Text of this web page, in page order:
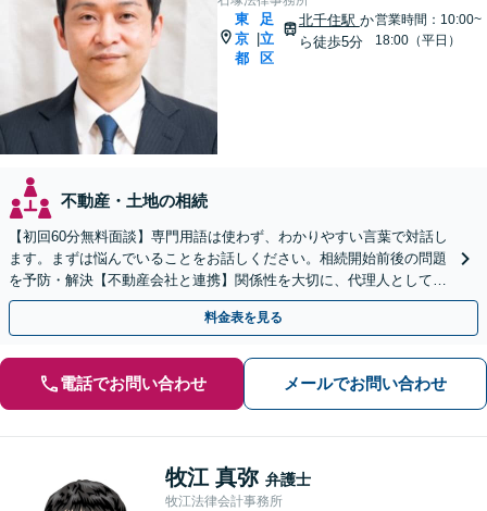
東
京
都
足
立
区
北千住駅 か
ら徒歩5分
営業時間：10:00~
18:00（平日）
不動産・土地の相続
【初回60分無料面談】専門用語は使わず、わかりやすい言葉で対話し
ます。まずは悩んでいることをお話しください。相続開始前後の問題
を予防・解決【不動産会社と連携】関係性を大切に、代理人としてあ
なたの利益を守ります【カード利用可】【北千住駅5分】
料金表を見る
電話でお問い合わせ メールでお問い合わせ
牧江 真弥 弁護士
牧江法律会計事務所